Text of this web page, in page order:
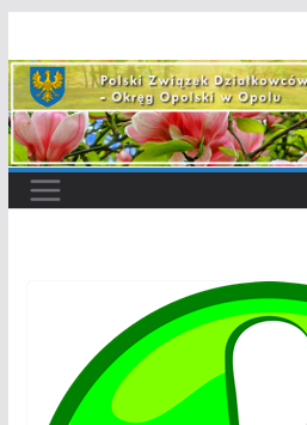
do
treści